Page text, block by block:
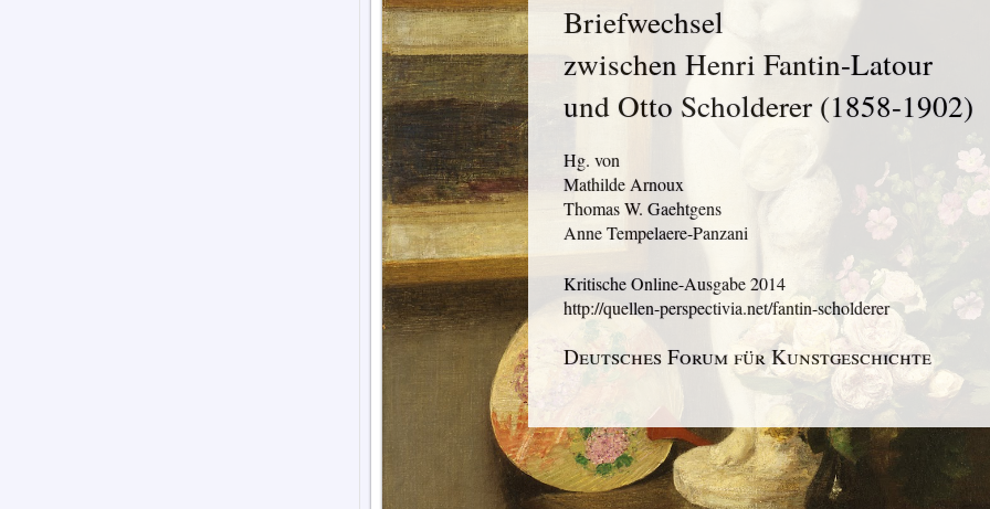
Briefwechsel
zwischen Henri Fantin-Latour
und Otto Scholderer (1858-1902)
Hg. von
Mathilde Arnoux
Thomas W. Gaehtgens
Anne Tempelaere-Panzani
Kritische Online-Ausgabe2014
http://quellen-perspectivia.net/fantin-scholderer
Deutsches Forum für Kunstgeschichte